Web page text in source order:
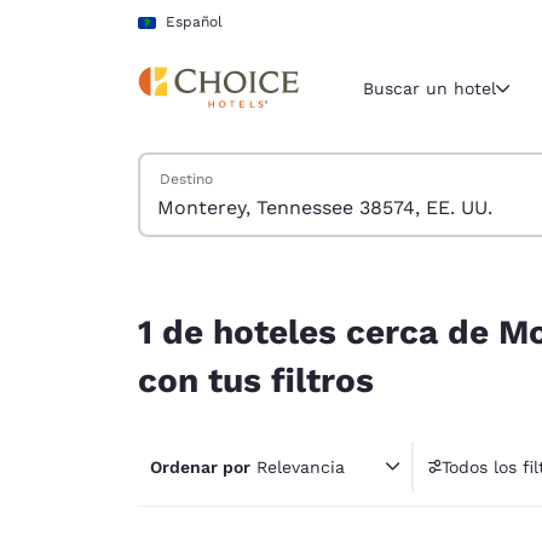
Pasar A Contenido Principal
Español
Región y
América
América
América
Buscar un hotel
Buscar hoteles
Destino
1 de hoteles cerca de
con tus filtros
Ordenar por Relevancia Todos los
1